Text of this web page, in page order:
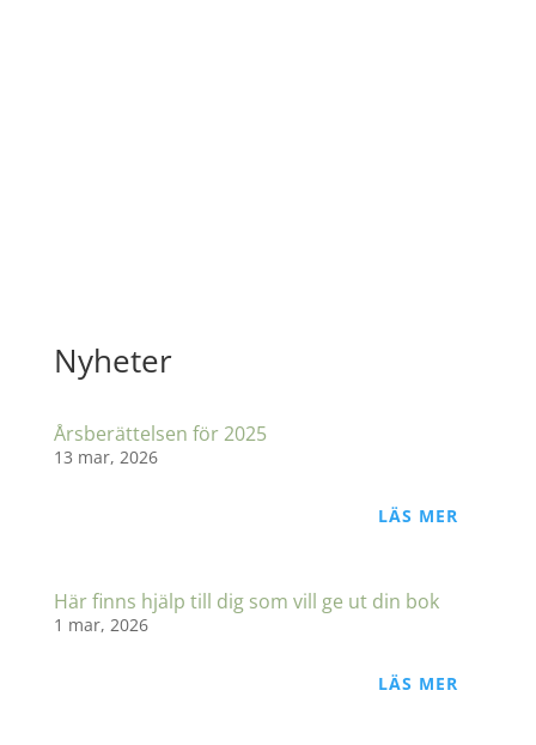
Nyheter
Årsberättelsen för 2025
13 mar, 2026
LÄS MER
Här finns hjälp till dig som vill ge ut din bok
1 mar, 2026
LÄS MER